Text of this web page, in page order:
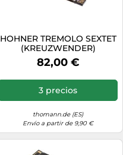
HOHNER TREMOLO SEXTET
(KREUZWENDER)
REPLACEMENT F
82,00 €
3 precios
thomann.de (ES)
Envío a partir de 9,90 €